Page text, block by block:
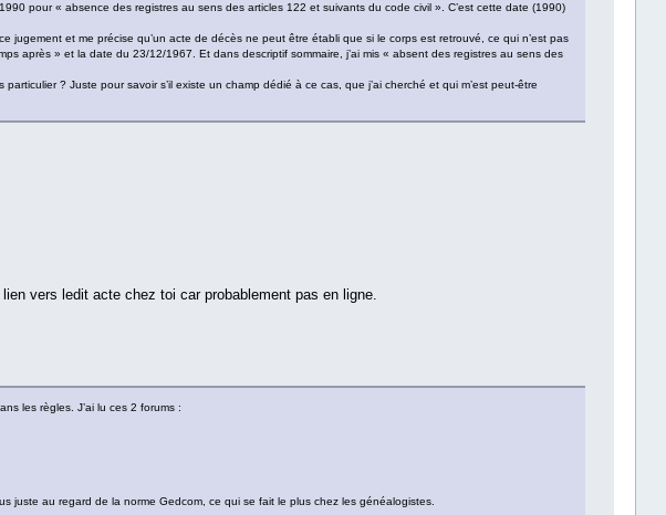
pour « absence des registres au sens des articles 122 et suivants du code civil ». C’est cette date (1990)
et me précise qu’un acte de décès ne peut être établi que si le corps est retrouvé, ce qui n’est pas
après » et la date du 23/12/1967. Et dans descriptif sommaire, j’ai mis « absent des registres au sens des
? Juste pour savoir s’il existe un champ dédié à ce cas, que j’ai cherché et qui m’est peut-être
vers ledit acte chez toi car probablement pas en ligne.
les règles. J’ai lu ces 2 forums :
juste au regard de la norme Gedcom, ce qui se fait le plus chez les généalogistes.